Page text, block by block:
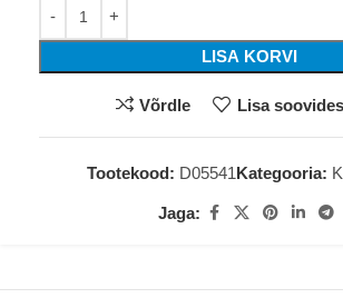
LISA KORVI
Võrdle Lisa
Tootekood: D05541Kategooria:
Jaga: